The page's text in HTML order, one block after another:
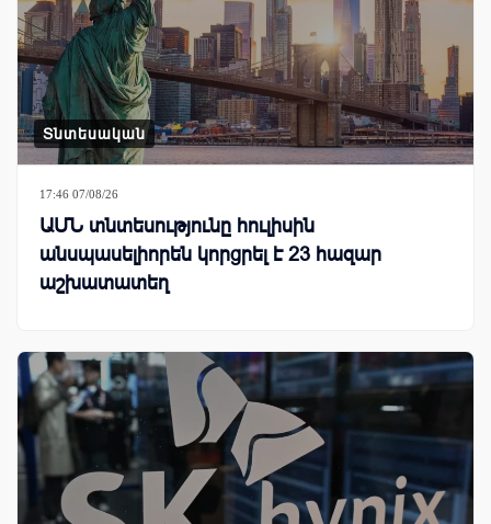
Տնտեսական
17:46 07/08/26
ԱՄՆ տնտեսությունը հուլիսին
անսպասելիորեն կորցրել է 23 հազար
աշխատատեղ